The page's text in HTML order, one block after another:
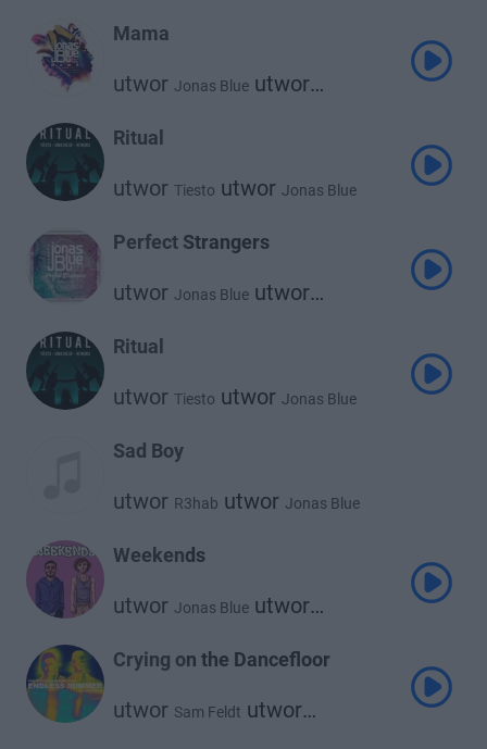
Mama
utwor Jonas Blue utwor
Ritual
utwor Tiesto utwor Jonas Blue
Perfect Strangers
utwor Jonas Blue utwor
Ritual
utwor Tiesto utwor Jonas Blue
Sad Boy
utwor R3hab utwor Jonas Blue
Weekends
utwor Jonas Blue utwor
Crying on the Dancefloor
utwor Sam Feldt utwor